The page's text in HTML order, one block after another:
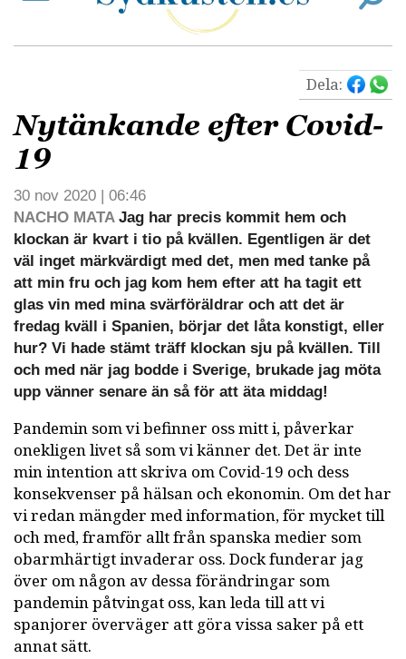
Dela:
Nytänkande efter Covid-
19
30 nov 2020 | 06:46
NACHO MATAJag har precis kommit hem och
klockan är kvart i tio på kvällen. Egentligen är det
väl inget märkvärdigt med det, men med tanke på
att min fru och jag kom hem efter att ha tagit ett
glas vin med mina svärföräldrar och att det är
fredag kväll i Spanien, börjar det låta konstigt, eller
hur? Vi hade stämt träff klockan sju på kvällen. Till
och med när jag bodde i Sverige, brukade jag möta
upp vänner senare än så för att äta middag!
Pandemin som vi befinner oss mitt i, påverkar
onekligen livet så som vi känner det. Det är inte
min intention att skriva om Covid-19 och dess
konsekvenser på hälsan och ekonomin. Om det har
vi redan mängder med information, för mycket till
och med, framför allt från spanska medier som
obarmhärtigt invaderar oss. Dock funderar jag
över om någon av dessa förändringar som
pandemin påtvingat oss, kan leda till att vi
spanjorer överväger att göra vissa saker på ett
annat sätt.